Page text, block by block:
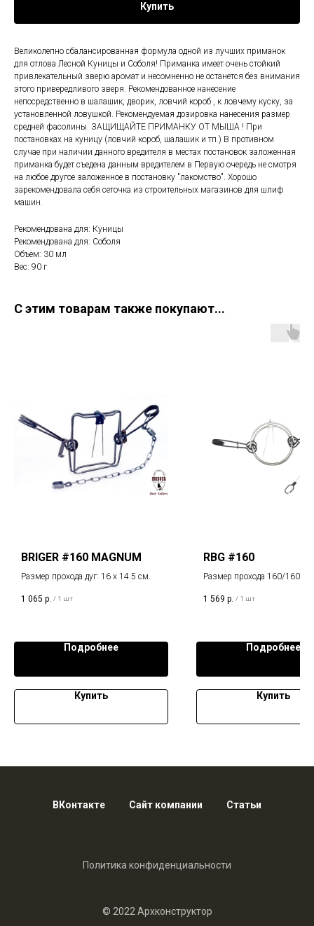
Купить
Великолепно сбалансированная формула одной из лучших приманок
для отлова Лесной Куницы и Соболя! Приманка имеет очень стойкий
привлекательный зверю аромат и несомненно не останется без внимания
этого привередливого зверя. Рекомендованное нанесение
непосредственно в шалашик, дворик, ловчий короб , к ловчему куску, за
установленной ловушкой. Рекомендуемая дозировка нанесения размер
средней фасолины. ЗАЩИЩАЙТЕ ПРИМАНКУ ОТ МЫША ! При
постановках на куницу (ловчий короб, шалашик и тп.) В противном
случае при наличии данного вредителя в местах постановок заложенная
приманка будет съедена данным вредителем в Первую очередь не смотря
на любое другое заложенное в постановку "лакомство". Хорошо
зарекомендовала себя сеточка из строительных магазинов для шлиф
машин.
Рекомендована для: Куницы
Рекомендована для: Соболя
Объем: 30 мл
Вес: 90 г
С этим товарам также покупают...
BRIGER #160 MAGNUM
Размер прохода дуг: 16 х 14.5 см.
1 065 р. / 1 шт
Подробнее
Купить
RBG #160
Размер прохода 160/160
1 569 р. / 1 шт
Подробнее
Купить
ВКонтакте Сайт компании Статьи
Политика конфиденциальности
© 2022 Архконструктор